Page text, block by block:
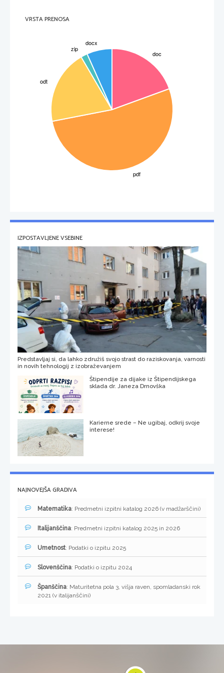
VRSTA PRENOSA
IZPOSTAVLJENE VSEBINE
Predstavljaj si, da lahko združiš svojo strast do raziskovanja, varnosti
in novih tehnologij z izobraževanjem
Štipendije za dijake iz Štipendijskega
sklada dr. Janeza Drnovška
Karierne srede – Ne ugibaj, odkrij svoje
interese!
NAJNOVEJŠA GRADIVA
Matematika: Predmetni izpitni katalog 2026 (v madžarščini)
Italijanščina: Predmetni izpitni katalog 2025 in 2026
Umetnost: Podatki o izpitu 2025
Slovenščina: Podatki o izpitu 2024
Španščina: Maturitetna pola 3, višja raven, spomladanski rok
2021 (v italijanščini)